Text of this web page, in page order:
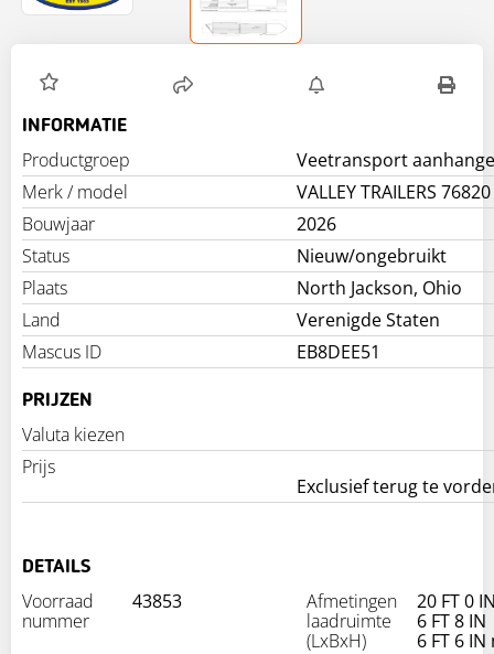
INFORMATIE
Productgroep
Veetransport
Merk / model
VALLEY TRAILERS 76820
Bouwjaar
2026
Status
Nieuw/ongebruikt
Plaats
North Jackson, Ohio
Land
Verenigde Staten
Mascus ID
EB8DEE51
PRIJZEN
Valuta kiezen
Prijs
Exclusief terug te
DETAILS
Voorraad
nummer
43853
Afmetingen
laadruimte
(LxBxH)
20 FT 0
6 FT 8 IN
6 FT 6 IN